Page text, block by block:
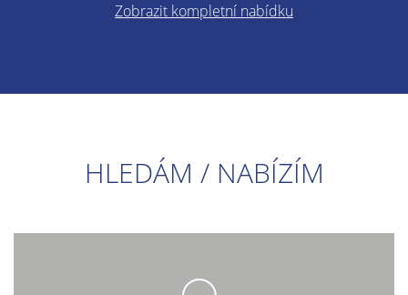
Zobrazit kompletní nabídku
HLEDÁM / NABÍZÍM